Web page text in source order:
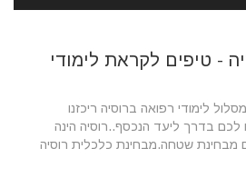
- טיפים לקראת לימודי
לימודי רפואה ברוסיה ריכזנו
לכם בדרך ליעד הנכסף..רוסיה הינה
מבחינת שטחה.מבחינת כלכלית רוסיה